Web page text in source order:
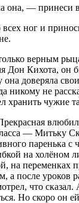
она, — принеси
ног и
верным
Дон Кихота, он
доверяла
никому не
хранить чужие
— Митьку
паренька с
на холёном
на переменках
а после уроков
что сказал.
Но скоро он